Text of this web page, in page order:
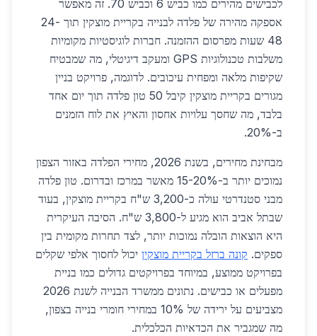
לכבישים מהירים כמו כביש 6 וכביש 70. זה מאפשר
אספקה מהירה של פלדה לבנייה בקריית מוצקין תוך 24-
48 שעות מפרסום ההזמנה. חברות לוגיסטיות מקומיות
משלבות טכנולוגיות GPS ומעקב דיגיטלי, מה שמבטיח
שקיפות מלאה ומפחית עיכובים. לדוגמה, פרויקט בניין
מגורים בקריית מוצקין קיבל 50 טון פלדה תוך יום אחד
בלבד, מה שחסך עלויות אחסון והאיץ את לוח הזמנים
ב-20%.
מבחינת מחירים, בשנת 2026, מחירי הפלדה באזור הצפון
נמוכים יותר ב-15-20% מאשר במרכז ובדרום. טון פלדה
מבני סטנדרטי עולה כ-3,200 ש"ח בקריית מוצקין, בעוד
שבתל אביב הוא מגיע ל-3,800 ש"ח. הסיבה העיקרית
היא הוצאות הובלה נמוכות יותר, לצד תחרות מקומית בין
ספקים. קונה ברזל בקריית מוצקין יכול לחסוך אלפי שקלים
בפרויקט ממוצע, במיוחד בפרויקטים גדולים כמו בניית
מפעלים או כבישים. נתונים ממשרד הבנייה לשנת 2026
מצביעים על ירידה של 10% במחירי חומרי בנייה בצפון,
מה שמגביר את הכדאיות הכלכלית.